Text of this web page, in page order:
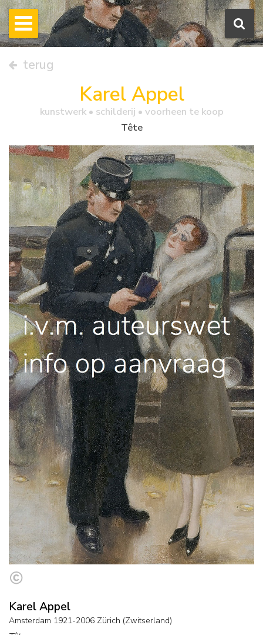
terug
Karel Appel
kunstwerk • schilderij • voorheen te koop
Tête
Karel Appel
Amsterdam 1921-2006 Zürich (Zwitserland)